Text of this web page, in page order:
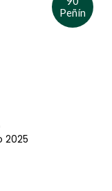
Peñín
2025